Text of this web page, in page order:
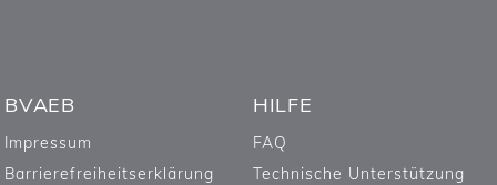
BVAEB
Impressum
Barrierefreiheitserklärung
HILFE
FAQ
Technische Unterstützung